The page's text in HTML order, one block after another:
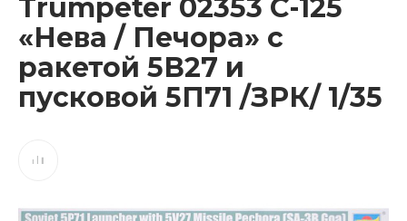
Trumpeter 02353 С-125
«Нева / Печора» с
ракетой 5В27 и
пусковой 5П71 /ЗРК/ 1/35